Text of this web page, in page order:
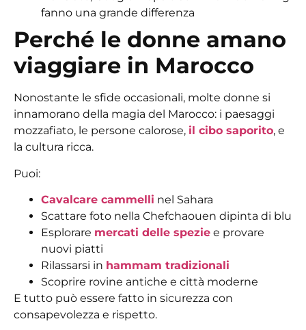
fanno una grande differenza
Perché le donne amano
viaggiare in Marocco
Nonostante le sfide occasionali, molte donne si
innamorano della magia del Marocco: i paesaggi
mozzafiato, le persone calorose, il cibo saporito, e
la cultura ricca.
Puoi:
Cavalcare cammelli nel Sahara
Scattare foto nella Chefchaouen dipinta di blu
Esplorare mercati delle spezie e provare
nuovi piatti
Rilassarsi in hammam tradizionali
Scoprire rovine antiche e città moderne
E tutto può essere fatto in sicurezza con
consapevolezza e rispetto.